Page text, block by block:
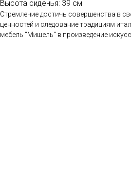
Высота сиденья: 39 см
Стремление достичь совершенства в
ценностей и следование традициям
мебель "Мишель" в произведение